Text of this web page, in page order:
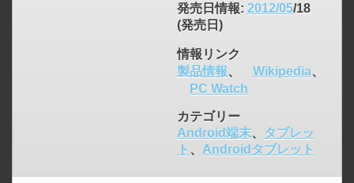
発売日情報: 2012/05/18
(発売日)
情報リンク
製品情報、 Wikipedia、
PC Watch
カテゴリー
Android端末、
タブレッ
ト 、 Androidタブレット